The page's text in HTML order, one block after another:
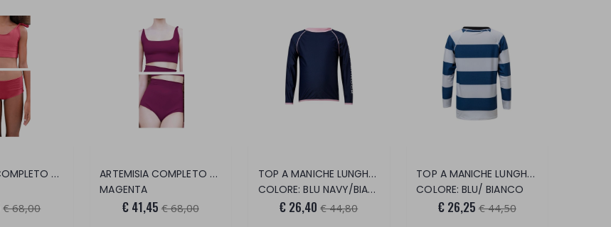
ARTEMISIA COMPLETO 2 PEZZI
€ 68,00
ARTEMISIA COMPLETO 2 PEZZI
MAGENTA
€ 41,45 € 68,00
TOP A MANICHE LUNGHE BLU NAVY E ROSA.
COLORE: BLU NAVY/BIANCO
€ 26,40 € 44,80
TOP A MANICHE LUNGHE A RIGHE BIANCHE E B
COLORE: BLU/ BIANCO
€ 26,25 € 44,50